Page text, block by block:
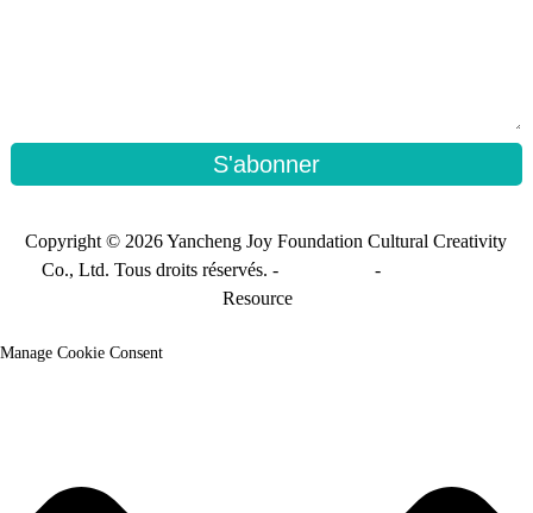
S'abonner
Copyright © 2026 Yancheng Joy Foundation Cultural Creativity
Co., Ltd. Tous droits réservés. -
-
Resource
Manage Cookie Consent